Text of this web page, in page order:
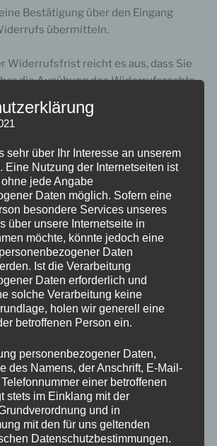
Bestätigung über den Eingang
übermitteln.
Widerrufsfrist reicht es aus, dass Sie
die Ausübung des Widerrufsrechts
Vertrag widerrufen, haben wir Ihnen
die wir von Ihnen erhalten haben,
Lieferkosten (mit Ausnahme der
die sich daraus ergeben, dass Sie
Lieferung als die von uns
Standardlieferung gewählt
und spätestens binnen vierzehn
zurückzuzahlen, an dem die
Für diese Rückzahlung verwenden wir
das Sie bei der
eingesetzt haben, es sei
anderes vereinbart; in keinem Fall
sehr über Ihr Interesse an unserem
Eine Nutzung der Internetseiten ist
jede Angabe
Daten möglich. Sofern eine
besondere Services unseres
über unsere Internetseite in
möchte, könnte jedoch eine
Daten
Ist die Verarbeitung
Daten erforderlich und
solche Verarbeitung keine
holen wir generell eine
betroffenen Person ein.
personenbezogener Daten,
des Namens, der Anschrift, E-Mail-
einer betroffenen
stets im Einklang mit der
und in
mit den für uns geltenden
Datenschutzbestimmungen.